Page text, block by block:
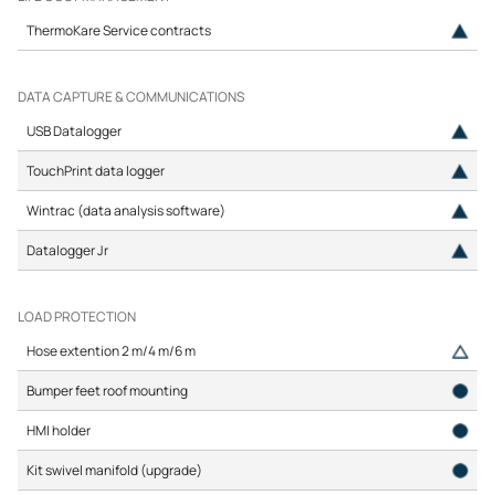
ThermoKare Service contracts
DATA CAPTURE & COMMUNICATIONS
USB Datalogger
TouchPrint data logger
Wintrac (data analysis software)
Datalogger Jr
LOAD PROTECTION
Hose extention 2 m/4 m/6 m
Bumper feet roof mounting
HMI holder
Kit swivel manifold (upgrade)